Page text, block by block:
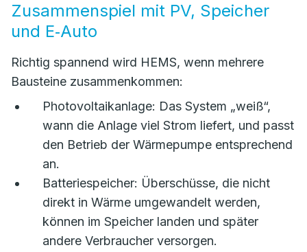
Zusammenspiel mit PV, Speicher
und E‑Auto
Richtig spannend wird HEMS, wenn mehrere
Bausteine zusammenkommen:
Photovoltaikanlage: Das System „weiß“,
wann die Anlage viel Strom liefert, und passt
den Betrieb der Wärmepumpe entsprechend
an.
Batteriespeicher: Überschüsse, die nicht
direkt in Wärme umgewandelt werden,
können im Speicher landen und später
andere Verbraucher versorgen.